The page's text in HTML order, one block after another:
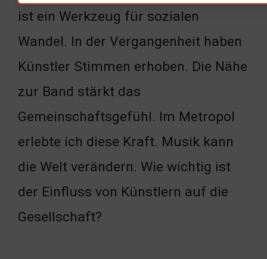
ist ein Werkzeug für sozialen
Wandel. In der Vergangenheit haben
Künstler Stimmen erhoben. Die Nähe
zur Band stärkt das
Gemeinschaftsgefühl. Im Metropol
erlebte ich diese Kraft. Musik kann
die Welt verändern. Wie wichtig ist
der Einfluss von Künstlern auf die
Gesellschaft?